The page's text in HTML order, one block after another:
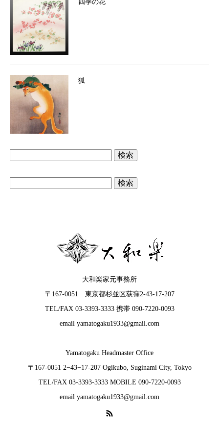
四季の花
狐
大和楽家元事務所
〒167-0051 東京都杉並区荻窪2-43-17-207
TEL/FAX 03-3393-3333 携帯 090-7220-0093
email yamatogaku1933@gmail.com
Yamatogaku Headmaster Office
〒167-0051 2−43−17-207 Ogikubo, Suginami City, Tokyo
TEL/FAX 03-3393-3333 MOBILE 090-7220-0093
email yamatogaku1933@gmail.com